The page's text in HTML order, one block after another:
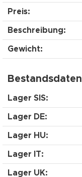
Preis:
Beschreibung:
Gewicht:
Bestandsdaten
Lager SIS:
Lager DE:
Lager HU:
Lager IT:
Lager UK: